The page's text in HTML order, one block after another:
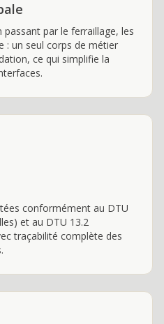
par le ferraillage, les
: un seul corps de métier
ce qui simplifie la
conformément au DTU
et au DTU 13.2
traçabilité complète des